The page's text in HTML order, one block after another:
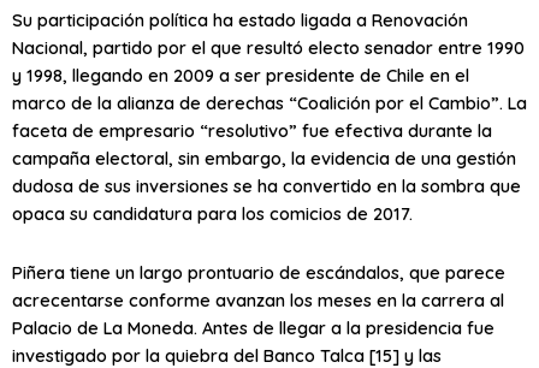
Su participación política ha estado ligada a Renovación
Nacional, partido por el que resultó electo senador entre 1990
y 1998, llegando en 2009 a ser presidente de Chile en el
marco de la alianza de derechas “Coalición por el Cambio”. La
faceta de empresario “resolutivo” fue efectiva durante la
campaña electoral, sin embargo, la evidencia de una gestión
dudosa de sus inversiones se ha convertido en la sombra que
opaca su candidatura para los comicios de 2017.
Piñera tiene un largo prontuario de escándalos, que parece
acrecentarse conforme avanzan los meses en la carrera al
Palacio de La Moneda. Antes de llegar a la presidencia fue
investigado por la quiebra del Banco Talca [15] y las